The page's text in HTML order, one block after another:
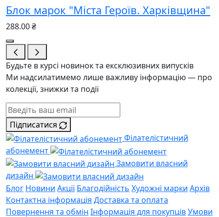
Блок марок "Міста Героїв. Харківщина"
288.00 ₴
Будьте в курсі новинок та ексклюзивних випусків
Ми надсилатимемо лише важливу інформацію — про
колекції, знижки та події
Підписатися
Філателістичний
абонемент
Замовити власний
дизайн
Блог Новини Акції Благодійність Художні марки Архів
Контактна інформація Доставка та оплата
Повернення та обмін Інформація для покупцівУмови